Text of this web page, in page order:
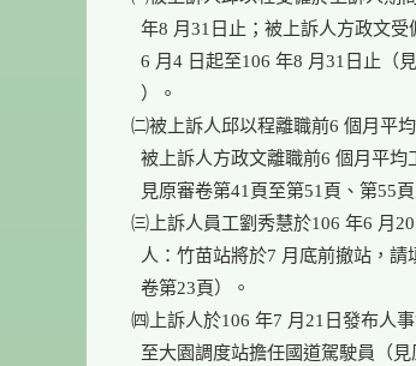
年8 月31日止；被上訴人方政文
6 月4 日起至106 年8 月31日止
    ）。
㈡被上訴人邱以程離職前6 個月平
被上訴人方政文離職前6 個月平
見原審卷第41頁至第51頁、第55
㈢上訴人員工劉秀慧於106 年6 月
人：竹苗站將於7 月底前撤站，
    卷第23頁）。
㈣上訴人於106 年7 月21日發布人
至大園調度站擔任國道駕駛員（